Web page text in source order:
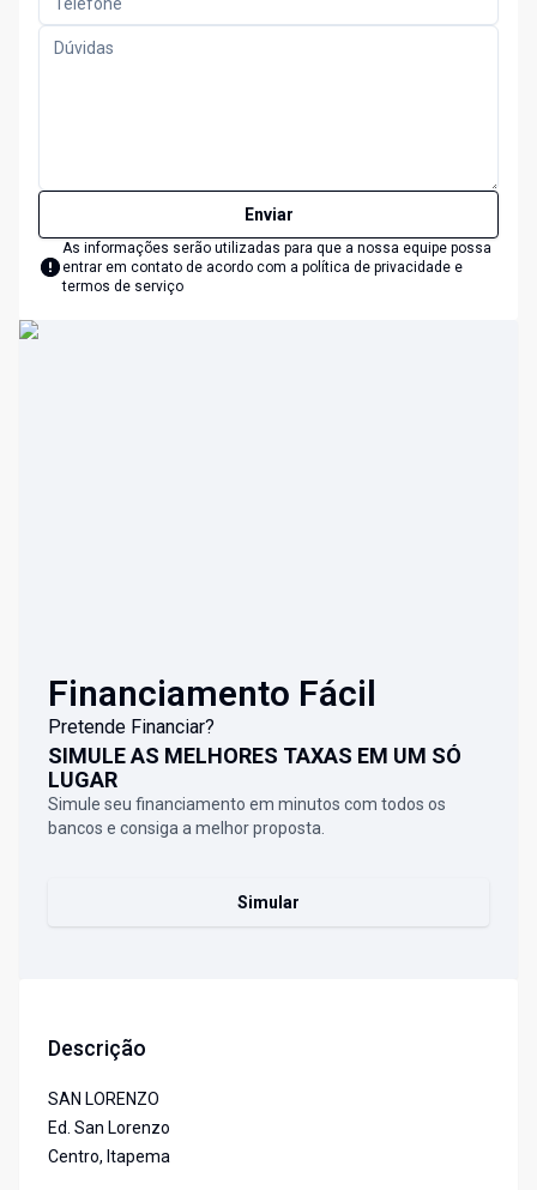
Enviar
As informações serão utilizadas para que a nossa equipe possa
entrar em contato de acordo com a política de privacidade e
termos de serviço
Financiamento Fácil
Pretende Financiar?
SIMULE AS MELHORES TAXAS EM UM SÓ
LUGAR
Simule seu financiamento em minutos com todos os
bancos e consiga a melhor proposta.
Simular
Descrição
SAN LORENZO
Ed. San Lorenzo
Centro, Itapema